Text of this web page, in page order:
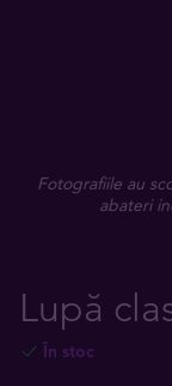
Fotografiile au
abateri
Lupă
În stoc